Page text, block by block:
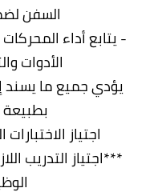
السفن
- يتابع أداء
الأدوات
يؤدي جميع ما يسند
اجتياز
***اجتياز التدريب